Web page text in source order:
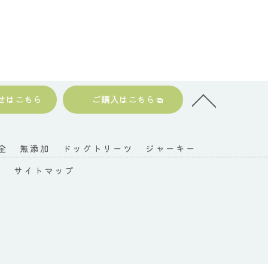
はこちら ご購入はこちら
無添加 ドッグトリーツ
ジャーキー
サイトマップ